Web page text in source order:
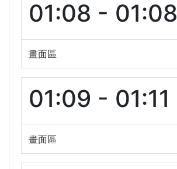
01:08 - 01:08
畫面區
01:09 - 01:11
畫面區